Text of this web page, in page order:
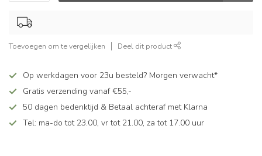
Toevoegen om te vergelijken Deel dit product
Op werkdagen voor 23u besteld? Morgen verwacht*
Gratis verzending vanaf €55,-
50 dagen bedenktijd & Betaal achteraf met Klarna
Tel: ma-do tot 23.00, vr tot 21.00, za tot 17.00 uur